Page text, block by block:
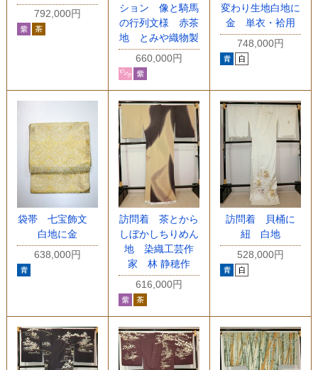
792,000円
ション 像と騎馬
の行列文様 赤茶
地 とみや織物製
660,000円
変わり生地白地に
金 単衣・袷用
748,000円
袋帯 七宝飾文
白地に金
638,000円
訪問着 茶とから
しぼかしちりめん
地 染織工芸作
家 林 静穂作
616,000円
訪問着 貝桶に
紐 白地
528,000円